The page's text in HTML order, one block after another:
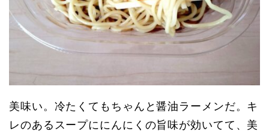
美味い。冷たくてもちゃんと醤油ラーメンだ。キ
レのあるスープににんにくの旨味が効いてて、美